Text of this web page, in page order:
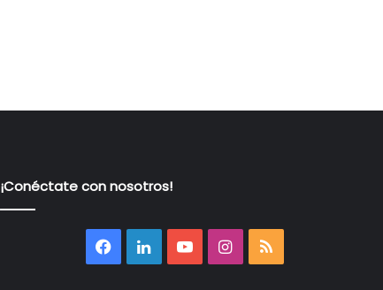
¡Conéctate con nosotros!
Facebook
LinkedInYouTubeInstagram
RSS